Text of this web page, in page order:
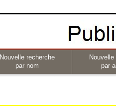
Nouvelle recherche
par nom
par